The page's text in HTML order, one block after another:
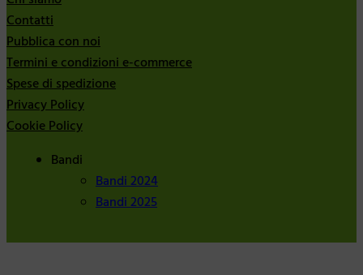
Contatti
Pubblica con noi
Termini e condizioni e-commerce
Spese di spedizione
Privacy Policy
Cookie Policy
Bandi
Bandi 2024
Bandi 2025